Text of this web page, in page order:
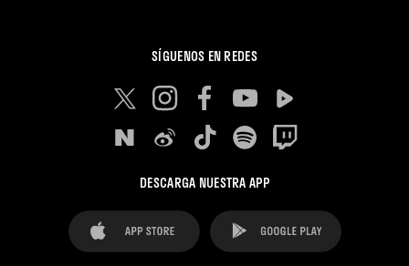
SÍGUENOS EN REDES
DESCARGA NUESTRA APP